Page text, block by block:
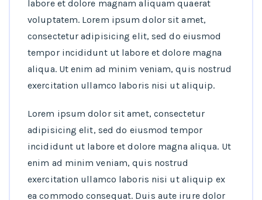
labore et dolore magnam aliquam quaerat
voluptatem. Lorem ipsum dolor sit amet,
consectetur adipisicing elit, sed do eiusmod
tempor incididunt ut labore et dolore magna
aliqua. Ut enim ad minim veniam, quis nostrud
exercitation ullamco laboris nisi ut aliquip.
Lorem ipsum dolor sit amet, consectetur
adipisicing elit, sed do eiusmod tempor
incididunt ut labore et dolore magna aliqua. Ut
enim ad minim veniam, quis nostrud
exercitation ullamco laboris nisi ut aliquip ex
ea commodo consequat. Duis aute irure dolor